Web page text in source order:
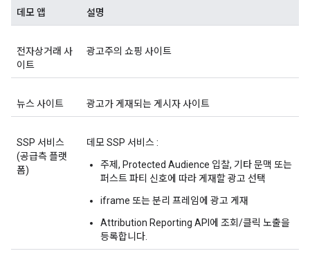
데모 앱 설명
전자상거래 사
이트
광고주의 쇼핑 사이트
뉴스 사이트 광고가 게재되는 게시자 사이트
SSP 서비스
(공급측 플랫
폼)
데모 SSP 서비스 :
주제, Protected Audience 입찰, 기타 문맥 또는
퍼스트 파티 신호에 따라 게재할 광고 선택
iframe 또는 분리 프레임에 광고 게재
Attribution Reporting API에 조회/클릭 노출을
등록합니다.